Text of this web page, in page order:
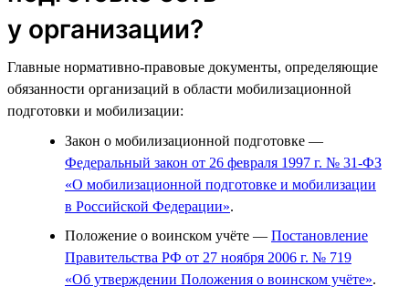
у организации?
Главные нормативно-правовые документы, определяющие
обязанности организаций в области мобилизационной
подготовки и мобилизации:
Закон о мобилизационной подготовке —
Федеральный закон от 26 февраля 1997 г. № 31-ФЗ
«О мобилизационной подготовке и мобилизации
в Российской Федерации».
Положение о воинском учёте — Постановление
Правительства РФ от 27 ноября 2006 г. № 719
«Об утверждении Положения о воинском учёте».